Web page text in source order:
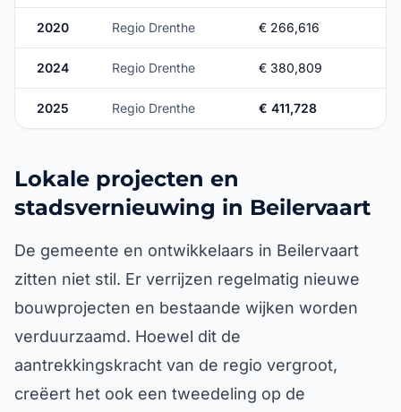
2020 Regio Drenthe € 266,616
2024 Regio Drenthe € 380,809
2025 Regio Drenthe € 411,728
Lokale projecten en
stadsvernieuwing in Beilervaart
De gemeente en ontwikkelaars in Beilervaart
zitten niet stil. Er verrijzen regelmatig nieuwe
bouwprojecten en bestaande wijken worden
verduurzaamd. Hoewel dit de
aantrekkingskracht van de regio vergroot,
creëert het ook een tweedeling op de